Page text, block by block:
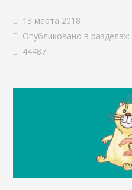
13 марта 2018
Опубликовано в разделах:
44487